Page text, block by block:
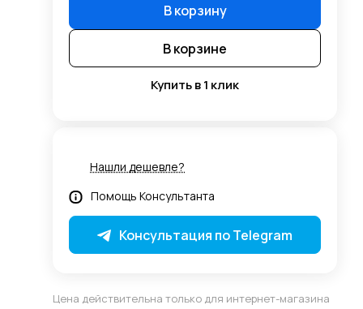
В корзину
В корзине
Купить в 1 клик
Нашли дешевле?
Помощь Консультанта
Консультация по Telegram
Цена действительна только для интернет-магазина